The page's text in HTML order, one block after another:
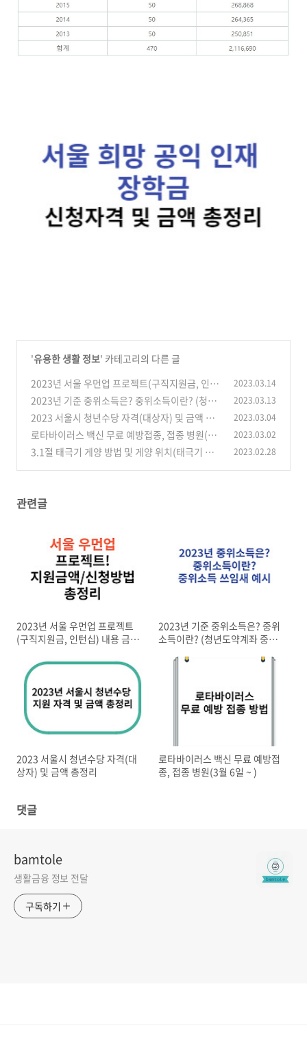
'유용한 생활 정보' 카테고리의 다른 글
2023년 서울 우먼업 프로젝트(구직지원금, 인턴
십) 내용 금액 총정리 (0)
2023.03.14
2023년 기준 중위소득은? 중위소득이란? (청년
도약계좌 중위소득) (0)
2023.03.13
2023 서울시 청년수당 자격(대상자) 및 금액 총
정리 (0)
2023.03.04
로타바이러스 백신 무료 예방접종, 접종 병원(3
월 6일 ~ )
(0)
2023.03.02
3.1절 태극기 게양 방법 및 게양 위치(태극기 다
2023.02.28
관련글
2023년 서울 우먼업 프로젝트
(구직지원금, 인턴십) 내용 금액
2023년 기준 중위소득은? 중위
소득이란? (청년도약계좌 중위
2023 서울시 청년수당 자격(대
상자) 및 금액 총정리
로타바이러스 백신 무료 예방접
종, 접종 병원(3월 6일 ~ )
댓글
bamtole
생활금융 정보 전달
구독하기